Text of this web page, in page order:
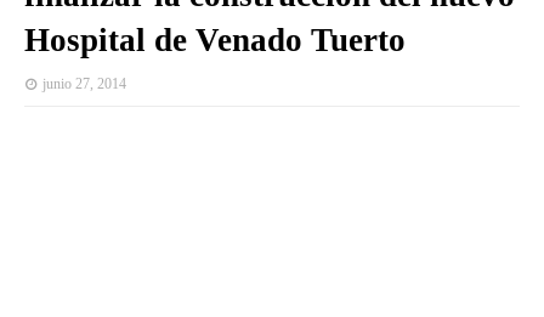
Hospital de Venado Tuerto
junio 27, 2014